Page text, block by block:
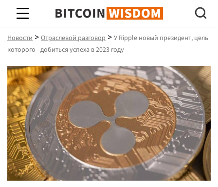
Биткойн Мудрость
Новости > Отраслевой разговор > У Ripple новый президент, цель
которого - добиться успеха в 2023 году